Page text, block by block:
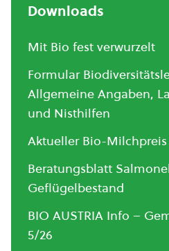
Downloads
Mit Bio fest verwurzelt
Formular
Allgemeine Angaben,
und Nisthilfen
Aktueller Bio-Milchpreis
Beratungsblatt
Geflügelbestand
BIO AUSTRIA Info –
5/26